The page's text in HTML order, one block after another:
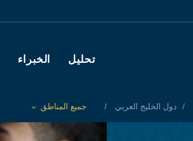
Main navigation
تحليل الخبراء
دول الخليج العربي
Toggle List of
جميع المناطق